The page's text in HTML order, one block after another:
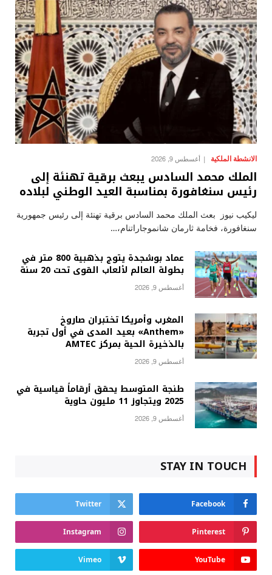
الانشطة الملكية أغسطس 9, 2026
الملك محمد السادس يبعث برقية تهنئة إلى
رئيس سنغافورة بمناسبة العيد الوطني لبلاده
ليكيب نيوز بعث الملك محمد السادس برقية تهنئة إلى رئيس جمهورية
سنغافورة، فخامة ثارمان شانموجاراتنام،…
عماد بوشجدة يتوج بذهبية 800 متر في
بطولة العالم لألعاب القوى تحت 20 سنة
أغسطس 9, 2026
المغرب وأمريكا تختبران صاروخ
«Anthem» بعيد المدى في أول تجربة
بالذخيرة الحية بمركز AMTEC
أغسطس 9, 2026
طنجة المتوسط يحقق أرقاماً قياسية في
2025 ويتجاوز 11 مليون حاوية
أغسطس 9, 2026
STAY IN TOUCH
Facebook
Twitter
Pinterest
Instagram
YouTube
Vimeo